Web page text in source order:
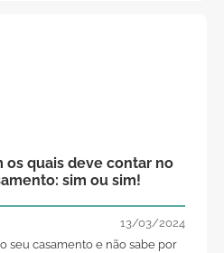
os quais deve contar no
sim ou sim!
13/03/2024
seu casamento e não sabe por